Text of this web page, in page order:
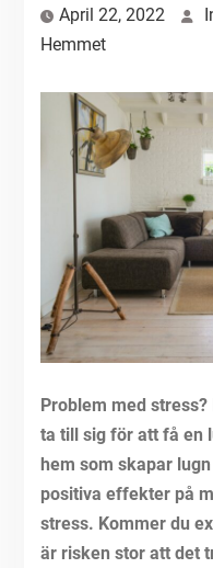
April 22, 2022
Hemmet
Problem med
ta till sig för att få en
hem som skapar
positiva effekter på
stress. Kommer du
är risken stor att det